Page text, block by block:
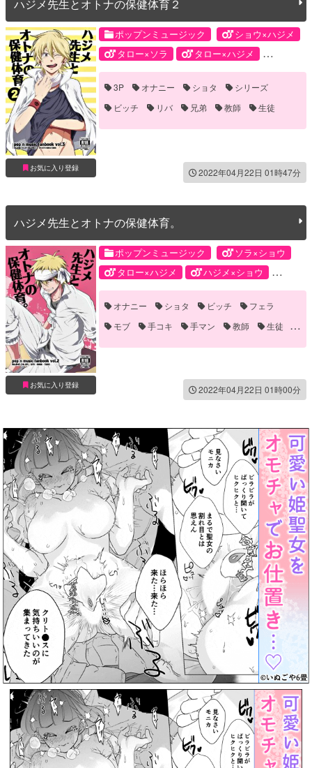
ハジメ先生とオトナの保健体育２
お気に入り登録
ポップンミュージック
ショウ×ハジメ
タロー×ソラ
タロー×ハジメ
ハジメ×ハジメ
ショウ
ソラ
タロー
ハジメ
3P オナニー ショタ
シリーズ
ビッチ
リバ 兄弟 教師 生徒
2022年04月22日 01時47分
ハジメ先生とオトナの保健体育。
お気に入り登録
ポップンミュージック
ソラ×ショウ
タロー×ハジメ
ハジメ×ショウ
モブ×ハジメ
ショウ
ソラ
タロー
ハジメ モブ
オナニー ショタ ビッチ
フェラ
モブ
手コキ 手マン 教師
生徒
誘い受け
2022年04月22日 01時00分